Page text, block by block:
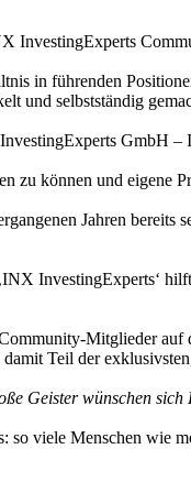
InvestingExperts
in führenden
und selbstständig
GmbH
zu können und eigene
Jahren
InvestingExperts‘
Mitglieder auf
Teil der
Geister wünschen sich
viele Menschen wie